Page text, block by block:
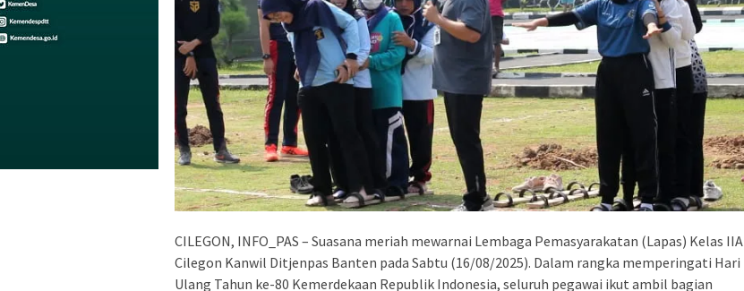
CILEGON, INFO_PAS – Suasana meriah mewarnai Lembaga Pemasyarakatan (Lapas) Kelas IIA
Cilegon Kanwil Ditjenpas Banten pada Sabtu (16/08/2025). Dalam rangka memperingati Hari
Ulang Tahun ke-80 Kemerdekaan Republik Indonesia, seluruh pegawai ikut ambil bagian